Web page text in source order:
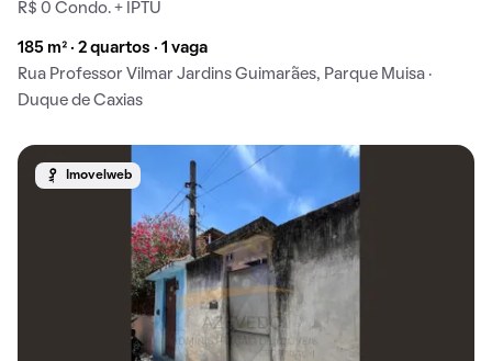
R$ 0 Condo. + IPTU
185 m² · 2 quartos · 1 vaga
Rua Professor Vilmar Jardins Guimarães, Parque Muisa ·
Duque de Caxias
Imovelweb